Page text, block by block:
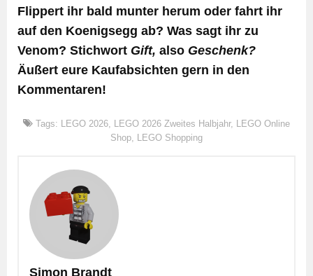
Flippert ihr bald munter herum oder fahrt ihr
auf den Koenigsegg ab? Was sagt ihr zu
Venom? Stichwort Gift, also Geschenk?
Äußert eure Kaufabsichten gern in den
Kommentaren!
Tags: LEGO 2026, LEGO 2026 Zweites Halbjahr, LEGO Online
Shop, LEGO Shopping
Simon Brandt